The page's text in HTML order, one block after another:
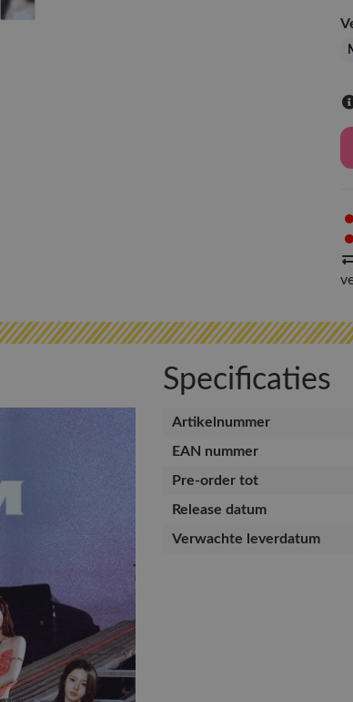
Specificaties
Artikelnummer
EAN nummer
Pre-order tot
Release datum
Verwachte leverdatum